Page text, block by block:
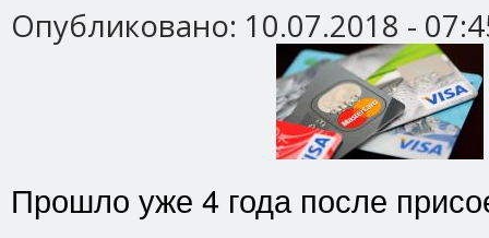
Опубликовано: 10.07.2018 -
Прошло уже 4 года после